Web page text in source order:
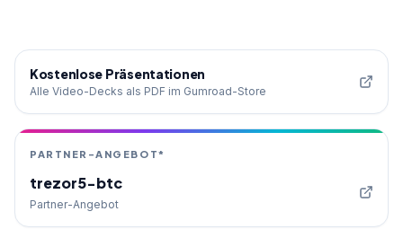
Kostenlose Präsentationen
Alle Video-Decks als PDF im Gumroad-Store
PARTNER-ANGEBOT*
trezor5-btc
Partner-Angebot